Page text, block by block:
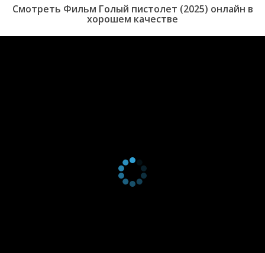
Смотреть Фильм Голый пистолет (2025) онлайн в
хорошем качестве